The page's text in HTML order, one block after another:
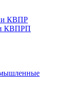
КВПР
КВПРП